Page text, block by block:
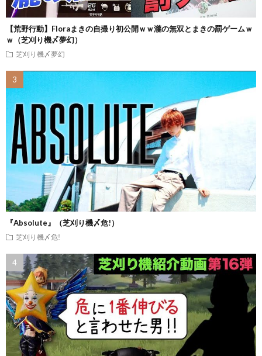
【荒野行動】Floraまきの自撮り初公開ｗｗ瀧の無双とまきの罰ゲームｗ
ｗ（芝刈り機〆夢幻）
芝刈り機〆夢幻
『Absolute』（芝刈り機〆危!）
芝刈り機〆危!